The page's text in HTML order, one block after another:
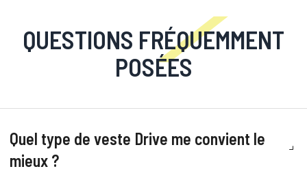
QUESTIONS FRÉQUEMMENT
POSÉES
Quel type de veste Drive me convient le
mieux ?